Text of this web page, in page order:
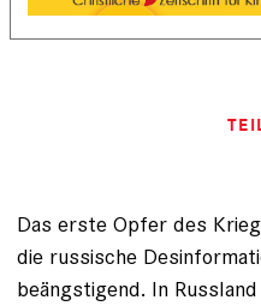
Das erste Opfer des
die russische
beängstigend. In